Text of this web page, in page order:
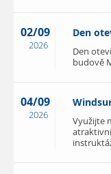
02/09
2026
Den
Den
budově
04/09
2026
Využijte